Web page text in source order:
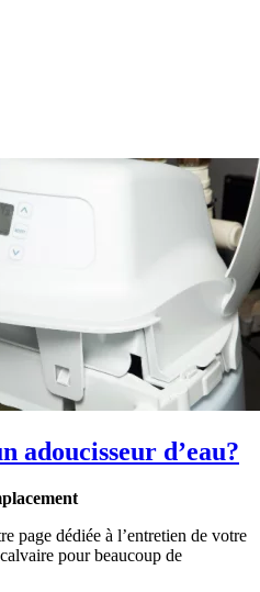
adoucisseur d’eau?
page dédiée à l’entretien de votre
pour beaucoup de